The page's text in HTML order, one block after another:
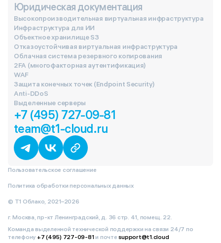
Юридическая документация
Высокопроизводительная виртуальная инфраструктура
Инфраструктура для ИИ
Объектное хранилище S3
Отказоустойчивая виртуальная инфраструктура
Облачная система резервного копирования
2FA (многофакторная аутентификация)
WAF
Защита конечных точек (Endpoint Security)
Anti-DDoS
Выделенные серверы
+7 (495) 727-09-81
team@t1-cloud.ru
Пользовательское соглашение
Политика обработки персональных данных
© Т1 Облако, 2021–2026
г. Москва, пр-кт Ленинградский, д. 36 стр. 41, помещ. 22.
Команда выделенной технической поддержки на связи 24/7 по
телефону +7 (495) 727-09-81и почтеsupport@t1.cloud